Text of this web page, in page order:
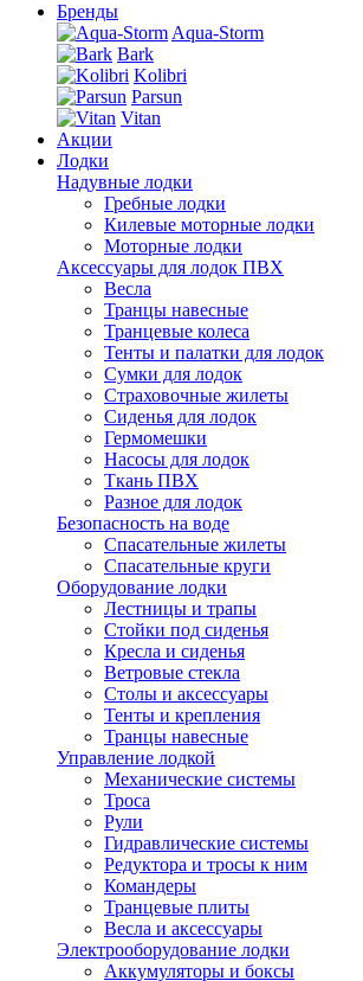
Бренды
Aqua-Storm
Bark
Kolibri
Parsun
Vitan
Акции
Лодки
Надувные лодки
Гребные лодки
Килевые моторные лодки
Моторные лодки
Аксессуары для лодок ПВХ
Весла
Транцы навесные
Транцевые колеса
Тенты и палатки для лодок
Сумки для лодок
Страховочные жилеты
Сиденья для лодок
Гермомешки
Насосы для лодок
Ткань ПВХ
Разное для лодок
Безопасность на воде
Спасательные жилеты
Спасательные круги
Оборудование лодки
Лестницы и трапы
Стойки под сиденья
Кресла и сиденья
Ветровые стекла
Столы и аксессуары
Тенты и крепления
Транцы навесные
Управление лодкой
Механические системы
Троса
Рули
Гидравлические системы
Редуктора и тросы к ним
Командеры
Транцевые плиты
Весла и аксессуары
Электрооборудование лодки
Аккумуляторы и боксы